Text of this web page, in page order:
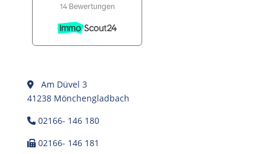
Am Düvel 3
41238 Mönchengladbach
02166- 146 180
02166- 146 181